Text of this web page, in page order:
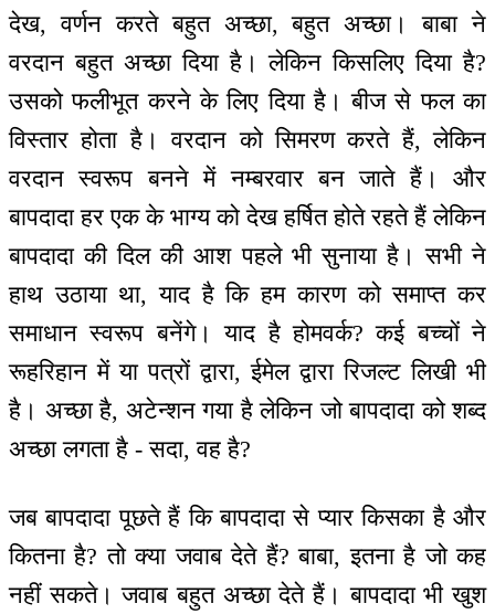
देख, वर्णन करते बहुत अच्छा, बहुत अच्छा। बाबा ने
वरदान बहुत अच्छा दिया है। लेकिन किसलिए दिया है?
उसको फलीभूत करने के लिए दिया है। बीज से फल का
विस्तार होता है। वरदान को सिमरण करते हैं, लेकिन
वरदान स्वरूप बनने में नम्बरवार बन जाते हैं। और
बापदादा हर एक के भाग्य को देख हर्षित होते रहते हैं लेकिन
बापदादा की दिल की आश पहले भी सुनाया है। सभी ने
हाथ उठाया था, याद है कि हम कारण को समाप्त कर
समाधान स्वरूप बनेंगे। याद है होमवर्क? कई बच्चों ने
रूहरिहान में या पत्रों द्वारा, ईमेल द्वारा रिजल्ट लिखी भी
है। अच्छा है, अटेन्शन गया है लेकिन जो बापदादा को शब्द
अच्छा लगता है - सदा, वह है?
जब बापदादा पूछते हैं कि बापदादा से प्यार किसका है और
कितना है? तो क्या जवाब देते हैं? बाबा, इतना है जो कह
नहीं सकते। जवाब बहुत अच्छा देते हैं। बापदादा भी खुश